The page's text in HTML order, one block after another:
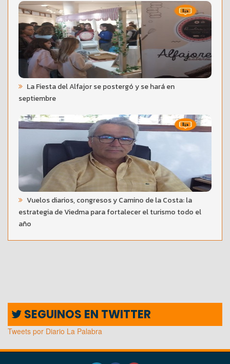
La Fiesta del Alfajor se postergó y se hará en
septiembre
Vuelos diarios, congresos y Camino de la Costa: la
estrategia de Viedma para fortalecer el turismo todo el
año
SEGUINOS EN TWITTER
Tweets por Diario La Palabra